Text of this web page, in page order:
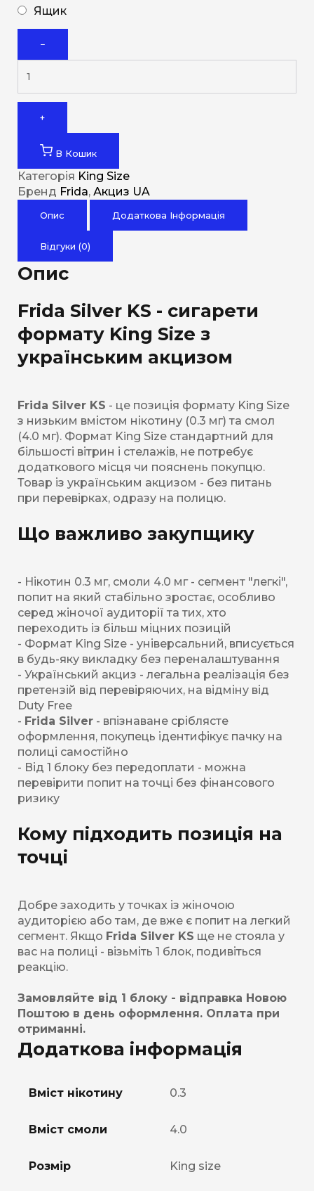
Ящик
−
+
В Кошик
Категорія King Size
Бренд Frida, Акциз UA
Опис Додаткова Інформація
Відгуки (0)
Опис
Frida Silver KS - сигарети
формату King Size з
українським акцизом
Frida Silver KS - це позиція формату King Size
з низьким вмістом нікотину (0.3 мг) та смол
(4.0 мг). Формат King Size стандартний для
більшості вітрин і стелажів, не потребує
додаткового місця чи пояснень покупцю.
Товар із українським акцизом - без питань
при перевірках, одразу на полицю.
Що важливо закупщику
- Нікотин 0.3 мг, смоли 4.0 мг - сегмент "легкі",
попит на який стабільно зростає, особливо
серед жіночої аудиторії та тих, хто
переходить із більш міцних позицій
- Формат King Size - універсальний, вписується
в будь-яку викладку без переналаштування
- Український акциз - легальна реалізація без
претензій від перевіряючих, на відміну від
Duty Free
- Frida Silver - впізнаване сріблясте
оформлення, покупець ідентифікує пачку на
полиці самостійно
- Від 1 блоку без передоплати - можна
перевірити попит на точці без фінансового
ризику
Кому підходить позиція на
точці
Добре заходить у точках із жіночою
аудиторією або там, де вже є попит на легкий
сегмент. Якщо Frida Silver KS ще не стояла у
вас на полиці - візьміть 1 блок, подивіться
реакцію.
Замовляйте від 1 блоку - відправка Новою
Поштою в день оформлення. Оплата при
отриманні.
Додаткова інформація
Вміст нікотину 0.3
Вміст смоли 4.0
Розмір King size